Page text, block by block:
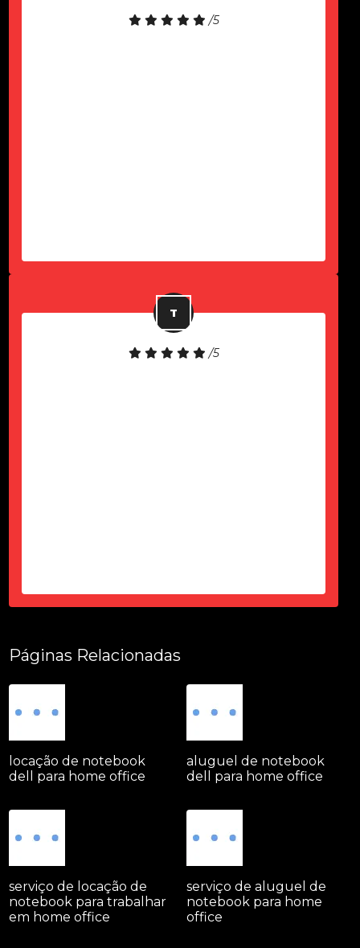
/5
/5
Páginas Relacionadas
locação de notebook
dell para home office
aluguel de notebook
dell para home office
serviço de locação de
notebook para trabalhar
em home office
serviço de aluguel de
notebook para home
office